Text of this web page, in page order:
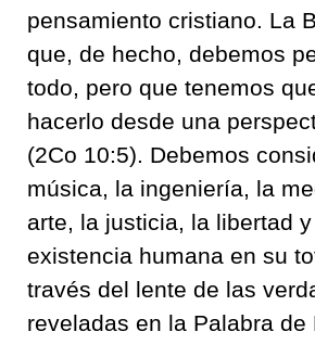
pensamiento cristiano. La
que, de hecho, debemos
todo, pero que tenemos
hacerlo desde una
(2Co 10:5). Debemos
música, la ingeniería, la
arte, la justicia, la libertad
existencia humana en su
través del lente de las
reveladas en la Palabra de